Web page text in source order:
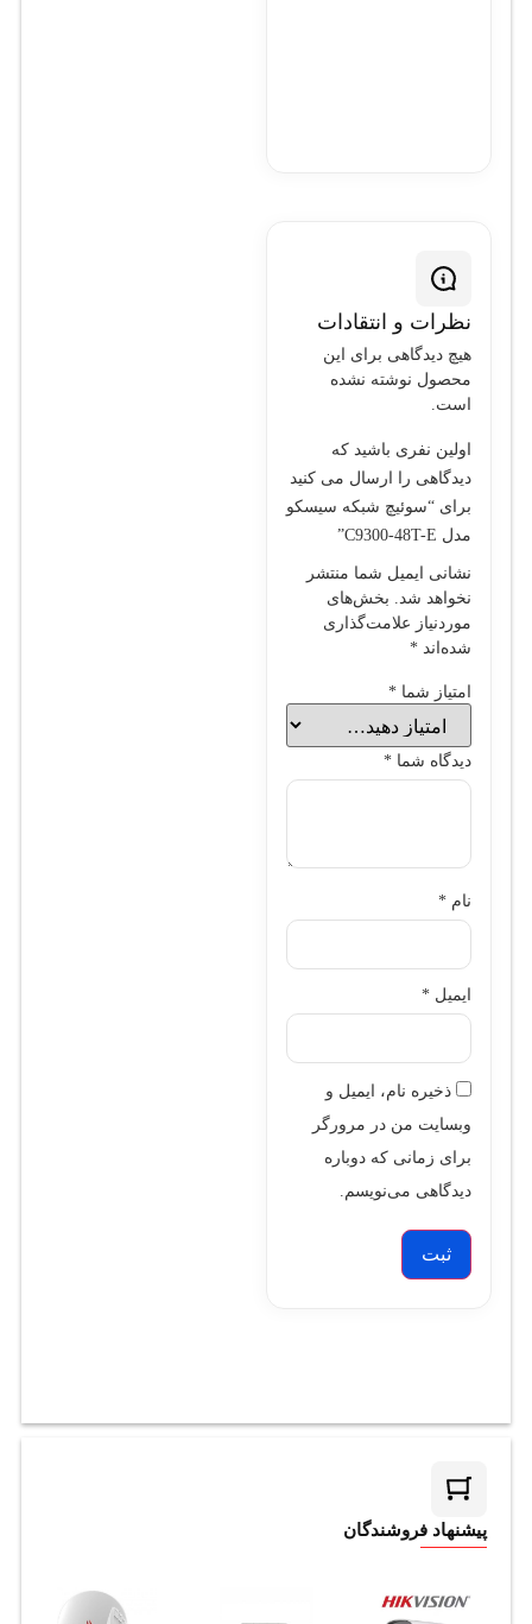
نظرات و انتقادات
هیچ دیدگاهی برای این
محصول نوشته نشده
است.
اولین نفری باشید که
دیدگاهی را ارسال می کنید
برای “سوئیچ شبکه سیسکو
مدل C9300-48T-E”
نشانی ایمیل شما منتشر
نخواهد شد.
بخش‌های
موردنیاز علامت‌گذاری
شده‌اند *
امتیاز شما *
دیدگاه شما *
نام *
ایمیل *
ذخیره نام، ایمیل و
وبسایت من در مرورگر
برای زمانی که دوباره
دیدگاهی می‌نویسم.
پیشنهاد فروشندگان